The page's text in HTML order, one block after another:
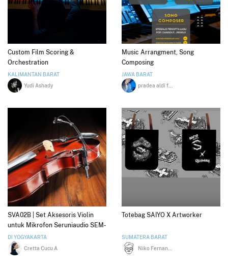
Custom Film Scoring &
Orchestration
KALIMANTAN BARAT
Yudi Ashady
Music Arrangment, Song
Composing
JAWA BARAT
SVA02B | Set Aksesoris Violin
untuk Mikrofon Seruniaudio SEM-
02
DI YOGYAKARTA
Cretta Cucu A
Totebag SAIYO X Artworker
SUMATERA BARAT